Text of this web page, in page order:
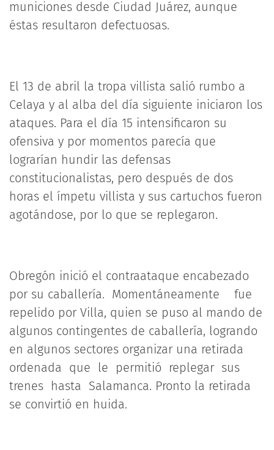
municiones desde Ciudad Juárez, aunque
éstas resultaron defectuosas.
El 13 de abril la tropa villista salió rumbo a
Celaya y al alba del día siguiente iniciaron los
ataques. Para el día 15 intensificaron su
ofensiva y por momentos parecía que
lograrían hundir las defensas
constitucionalistas, pero después de dos
horas el ímpetu villista y sus cartuchos fueron
agotándose, por lo que se replegaron.
Obregón inició el contraataque encabezado
por su caballería. Momentáneamente fue
repelido por Villa, quien se puso al mando de
algunos contingentes de caballería, logrando
en algunos sectores organizar una retirada
ordenada que le permitió replegar sus
trenes hasta Salamanca. Pronto la retirada
se convirtió en huida.